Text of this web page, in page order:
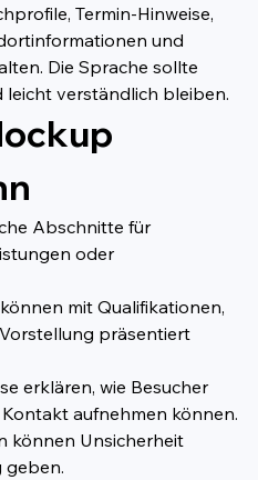
Termin-Hinweise,
und
Die Sprache sollte
verständlich bleiben.
Abschnitte für
oder
mit Qualifikationen,
präsentiert
erklären, wie Besucher
aufnehmen können.
können Unsicherheit
geben.